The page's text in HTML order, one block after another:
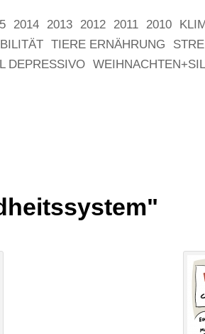
2014 2013 2012 2011 2010
TIERE ERNÄHRUNG
DEPRESSIVO